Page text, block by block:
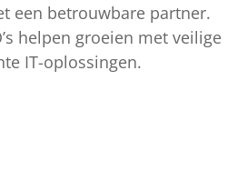
een betrouwbare partner.
helpen groeien met veilige
IT-oplossingen.